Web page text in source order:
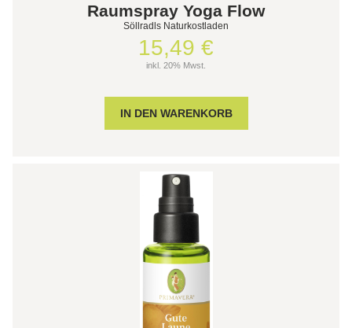
Raumspray Yoga Flow
Söllradls Naturkostladen
15,49 €
inkl. 20% Mwst.